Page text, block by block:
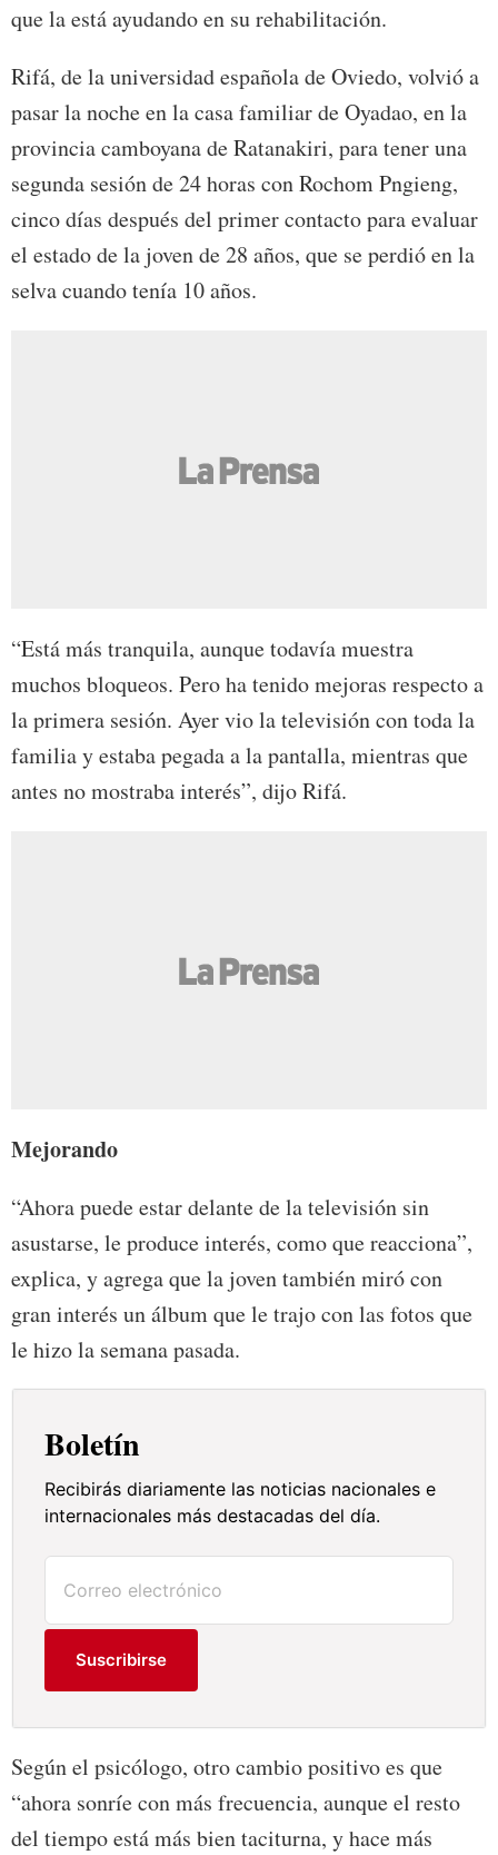
que la está ayudando en su rehabilitación.
Rifá, de la universidad española de Oviedo, volvió a
pasar la noche en la casa familiar de Oyadao, en la
provincia camboyana de Ratanakiri, para tener una
segunda sesión de 24 horas con Rochom Pngieng,
cinco días después del primer contacto para evaluar
el estado de la joven de 28 años, que se perdió en la
selva cuando tenía 10 años.
“Está más tranquila, aunque todavía muestra
muchos bloqueos. Pero ha tenido mejoras respecto a
la primera sesión. Ayer vio la televisión con toda la
familia y estaba pegada a la pantalla, mientras que
antes no mostraba interés”, dijo Rifá.
Mejorando
“Ahora puede estar delante de la televisión sin
asustarse, le produce interés, como que reacciona”,
explica, y agrega que la joven también miró con
gran interés un álbum que le trajo con las fotos que
le hizo la semana pasada.
Boletín
Recibirás diariamente las noticias nacionales e
internacionales más destacadas del día.
Suscribirse
Según el psicólogo, otro cambio positivo es que
“ahora sonríe con más frecuencia, aunque el resto
del tiempo está más bien taciturna, y hace más